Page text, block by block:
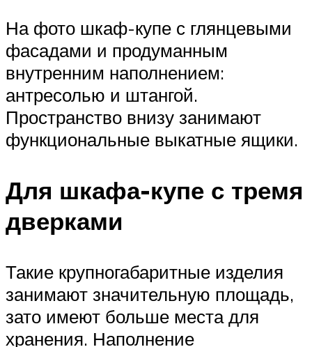
На фото шкаф-купе с глянцевыми
фасадами и продуманным
внутренним наполнением:
антресолью и штангой.
Пространство внизу занимают
функциональные выкатные ящики.
Для шкафа-купе с тремя
дверками
Такие крупногабаритные изделия
занимают значительную площадь,
зато имеют больше места для
хранения. Наполнение